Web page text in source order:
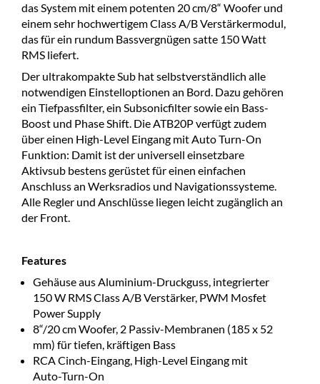
das System mit einem potenten 20 cm/8“ Woofer und
einem sehr hochwertigem Class A/B Verstärkermodul,
das für ein rundum Bassvergnügen satte 150 Watt
RMS liefert.
Der ultrakompakte Sub hat selbstverständlich alle
notwendigen Einstelloptionen an Bord. Dazu gehören
ein Tiefpassfilter, ein Subsonicfilter sowie ein Bass-
Boost und Phase Shift. Die ATB20P verfügt zudem
über einen High-Level Eingang mit Auto Turn-On
Funktion: Damit ist der universell einsetzbare
Aktivsub bestens gerüstet für einen einfachen
Anschluss an Werksradios und Navigationssysteme.
Alle Regler und Anschlüsse liegen leicht zugänglich an
der Front.
Features
Gehäuse aus Aluminium-Druckguss, integrierter
150 W RMS Class A/B Verstärker, PWM Mosfet
Power Supply
8“/20 cm Woofer, 2 Passiv-Membranen (185 x 52
mm) für tiefen, kräftigen Bass
RCA Cinch-Eingang, High-Level Eingang mit
Auto-Turn-On